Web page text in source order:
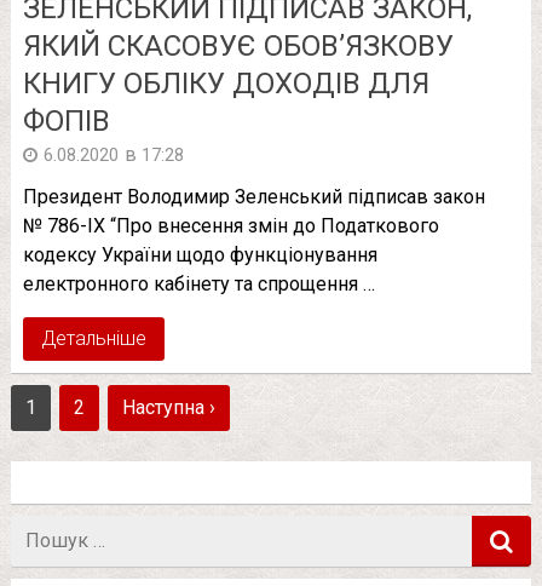
ЗЕЛЕНСЬКИЙ ПІДПИСАВ ЗАКОН,
ЯКИЙ СКАСОВУЄ ОБОВ’ЯЗКОВУ
КНИГУ ОБЛІКУ ДОХОДІВ ДЛЯ
ФОПІВ
6.08.2020 в 17:28
Президент Володимир Зеленський підписав закон
№ 786-ІХ “Про внесення змін до Податкового
кодексу України щодо функціонування
електронного кабінету та спрощення …
Детальніше
1 2 Наступна ›
Пошук